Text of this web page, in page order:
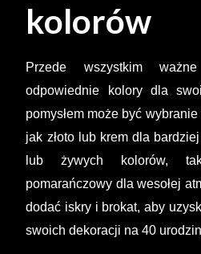
kolorów
Przede wszystkim
odpowiednie kolory dla
pomysłem może być
jak złoto lub krem dla
lub żywych kolorów,
pomarańczowy dla wesołej
dodać iskry i brokat, aby
swoich dekoracji na 40